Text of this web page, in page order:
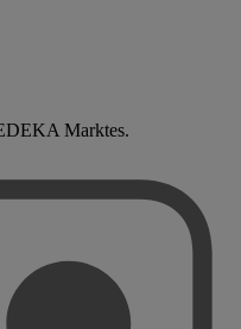
Marktes.